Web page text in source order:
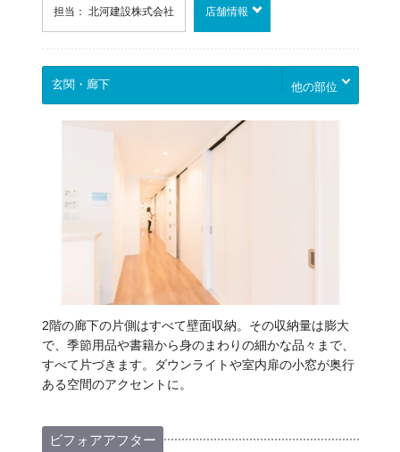
担当： 北河建設株式会社 店舗情報
他の部位
2階の廊下の片側はすべて壁面収納。その収納量は膨大
で、季節用品や書籍から身のまわりの細かな品々まで、
すべて片づきます。ダウンライトや室内扉の小窓が奥行
ある空間のアクセントに。
ビフォアアフター